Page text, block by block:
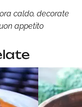
caldo, decorate
appetito